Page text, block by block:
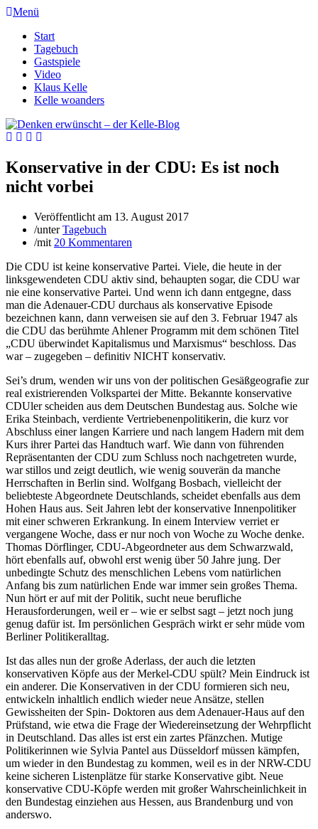
Menü
Start
Tagebuch
Gastspiele
Video
Klaus Kelle
Kelle woanders
Konservative in der CDU: Es ist noch
nicht vorbei
Veröffentlicht am 13. August 2017
/unterTagebuch
/mit 20 Kommentaren
Die CDU ist keine konservative Partei. Viele, die heute in der
linksgewendeten CDU aktiv sind, behaupten sogar, die CDU war
nie eine konservative Partei. Und wenn ich dann entgegne, dass
man die Adenauer-CDU durchaus als konservative Episode
bezeichnen kann, dann verweisen sie auf den 3. Februar 1947 als
die CDU das berühmte Ahlener Programm mit dem schönen Titel
„CDU überwindet Kapitalismus und Marxismus“ beschloss. Das
war – zugegeben – definitiv NICHT konservativ.
Sei’s drum, wenden wir uns von der politischen Gesäßgeografie zur
real existrierenden Volkspartei der Mitte. Bekannte konservative
CDUler scheiden aus dem Deutschen Bundestag aus. Solche wie
Erika Steinbach, verdiente Vertriebenenpolitikerin, die kurz vor
Abschluss einer langen Karriere und nach langem Hadern mit dem
Kurs ihrer Partei das Handtuch warf. Wie dann von führenden
Repräsentanten der CDU zum Schluss noch nachgetreten wurde,
war stillos und zeigt deutlich, wie wenig souverän da manche
Herrschaften in Berlin sind. Wolfgang Bosbach, vielleicht der
beliebteste Abgeordnete Deutschlands, scheidet ebenfalls aus dem
Hohen Haus aus. Seit Jahren lebt der konservative Innenpolitiker
mit einer schweren Erkrankung. In einem Interview verriet er
vergangene Woche, dass er nur noch von Woche zu Woche denke.
Thomas Dörflinger, CDU-Abgeordneter aus dem Schwarzwald,
hört ebenfalls auf, obwohl erst wenig über 50 Jahre jung. Der
unbedingte Schutz des menschlichen Lebens vom natürlichen
Anfang bis zum natürlichen Ende war immer sein großes Thema.
Nun hört er auf mit der Politik, sucht neue berufliche
Herausforderungen, weil er – wie er selbst sagt – jetzt noch jung
genug dafür ist. Im persönlichen Gespräch wirkt er sehr müde vom
Berliner Politikeralltag.
Ist das alles nun der große Aderlass, der auch die letzten
konservativen Köpfe aus der Merkel-CDU spült? Mein Eindruck ist
ein anderer. Die Konservativen in der CDU formieren sich neu,
entwickeln inhaltlich endlich wieder neue Ansätze, stellen
Gewissheiten der Spin- Doktoren aus dem Adenauer-Haus auf den
Prüfstand, wie etwa die Frage der Wiedereinsetzung der Wehrpflicht
in Deutschland. Das alles ist erst ein zartes Pfänzchen. Mutige
Politikerinnen wie Sylvia Pantel aus Düsseldorf müssen kämpfen,
um wieder in den Bundestag zu kommen, weil es in der NRW-CDU
keine sicheren Listenplätze für starke Konservative gibt. Neue
konservative CDU-Köpfe werden mit großer Wahrscheinlichkeit in
den Bundestag einziehen aus Hessen, aus Brandenburg und von
anderswo.